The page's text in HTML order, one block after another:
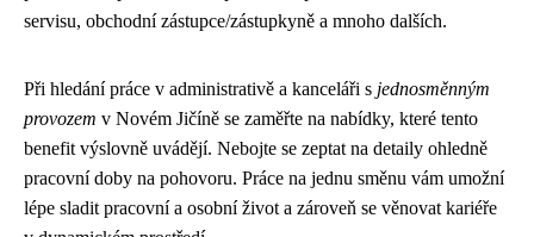
servisu, obchodní zástupce/zástupkyně a mnoho dalších.
Při hledání práce v administrativě a kanceláři s jednosměnným
provozem v Novém Jičíně se zaměřte na nabídky, které tento
benefit výslovně uvádějí. Nebojte se zeptat na detaily ohledně
pracovní doby na pohovoru. Práce na jednu směnu vám umožní
lépe sladit pracovní a osobní život a zároveň se věnovat kariéře